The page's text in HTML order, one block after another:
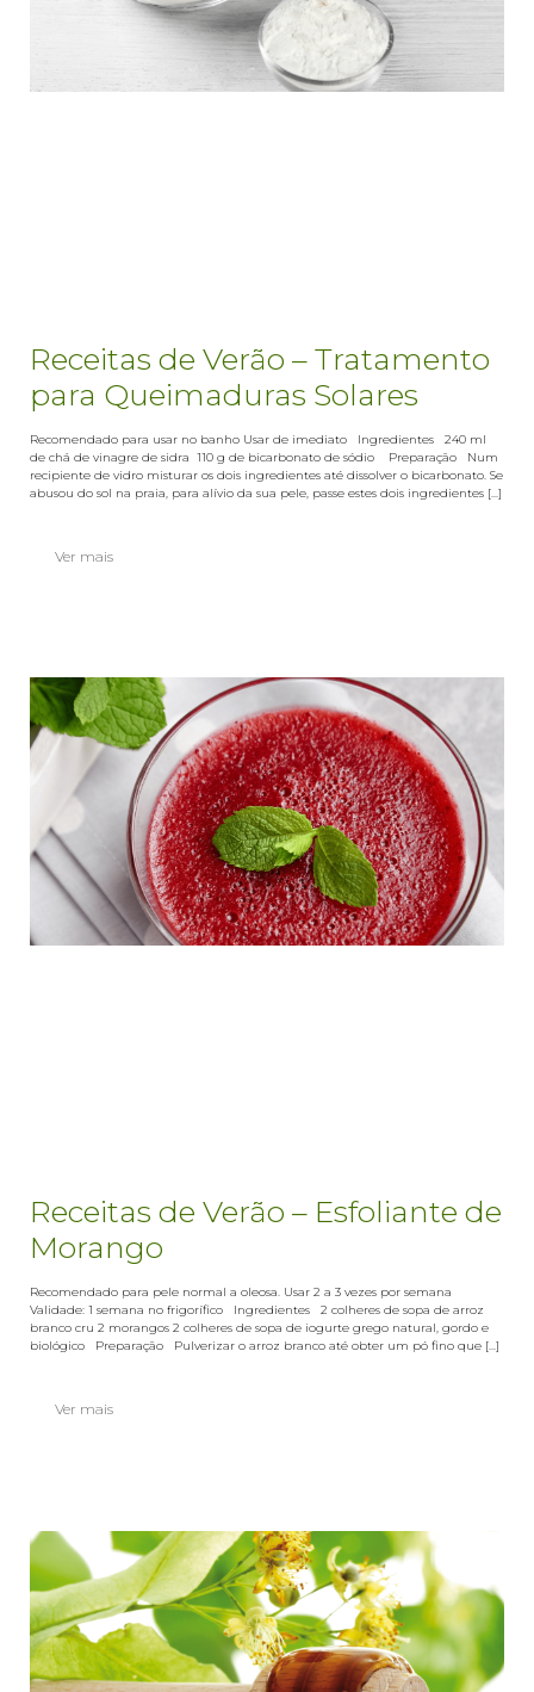
Receitas de Verão – Tratamento
para Queimaduras Solares
Recomendado para usar no banho Usar de imediato Ingredientes 240 ml
de chá de vinagre de sidra 110 g de bicarbonato de sódio Preparação Num
recipiente de vidro misturar os dois ingredientes até dissolver o bicarbonato. Se
abusou do sol na praia, para alívio da sua pele, passe estes dois ingredientes [...]
Ver mais
Receitas de Verão – Esfoliante de
Morango
Recomendado para pele normal a oleosa. Usar 2 a 3 vezes por semana
Validade: 1 semana no frigorífico Ingredientes 2 colheres de sopa de arroz
branco cru 2 morangos 2 colheres de sopa de iogurte grego natural, gordo e
biológico Preparação Pulverizar o arroz branco até obter um pó fino que [...]
Ver mais